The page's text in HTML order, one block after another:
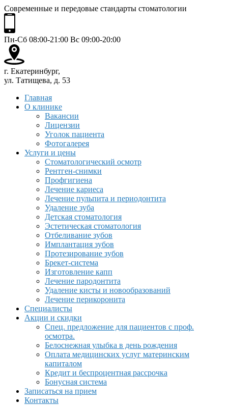
Современные и передовые стандарты стоматологии
Пн-Сб 08:00-21:00 Вс 09:00-20:00
г. Екатеринбург,
ул. Татищева, д. 53
Главная
О клинике
Вакансии
Лицензии
Уголок пациента
Фотогалерея
Услуги и цены
Стоматологический осмотр
Рентген-снимки
Профгигиена
Лечение кариеса
Лечение пульпита и периодонтита
Удаление зуба
Детская стоматология
Эстетическая стоматология
Отбеливание зубов
Имплантация зубов
Протезирование зубов
Брекет-система
Изготовление капп
Лечение пародонтита
Удаление кисты и новообразований
Лечение перикоронита
Специалисты
Акции и скидки
Спец. предложение для пациентов с проф.
осмотра.
Белоснежная улыбка в день рождения
Оплата медицинских услуг материнским
капиталом
Кредит и беспроцентная рассрочка
Бонусная система
Записаться на прием
Контакты